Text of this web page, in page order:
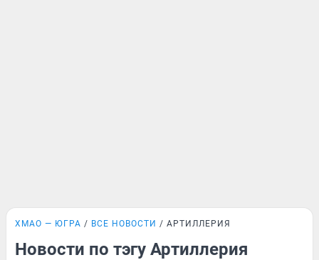
ХМАО — ЮГРА ВСЕ НОВОСТИ АРТИЛЛЕРИЯ
Новости по тэгу Артиллерия